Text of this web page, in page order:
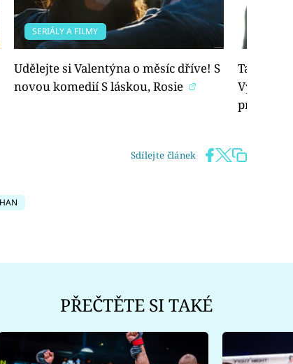
SERIÁLY A FILMY
Udělejte si Valentýna o měsíc dříve! S
novou komedií S láskou, Rosie
Tanec
Vyměnili
premiéry!
Sdílejte článek
PŘEČTĚTE SI TAKÉ